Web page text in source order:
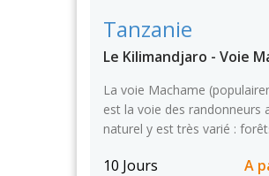
Tanzanie
Le Kilimandjaro - Voie
La voie Machame
est la voie des randonneurs
naturel y est très varié :
10 Jours A